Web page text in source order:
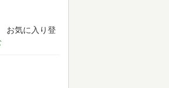
お気に入り登